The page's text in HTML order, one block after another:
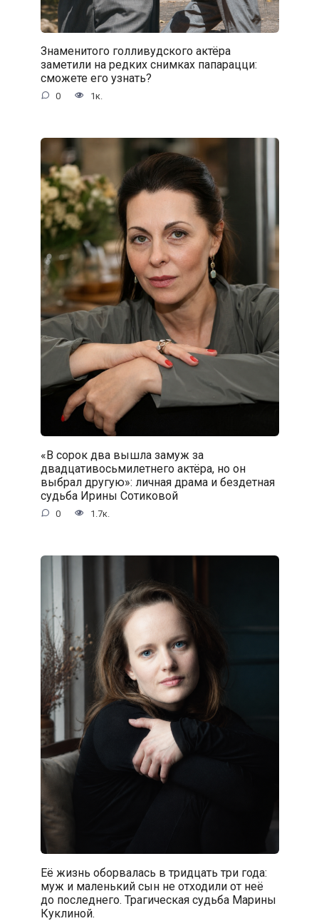
Знаменитого голливудского актёра
заметили на редких снимках папарацци:
сможете его узнать?
0 1к.
«В сорок два вышла замуж за
двадцативосьмилетнего актёра, но он
выбрал другую»: личная драма и бездетная
судьба Ирины Сотиковой
0 1.7к.
Её жизнь оборвалась в тридцать три года:
муж и маленький сын не отходили от неё
до последнего. Трагическая судьба Марины
Куклиной.